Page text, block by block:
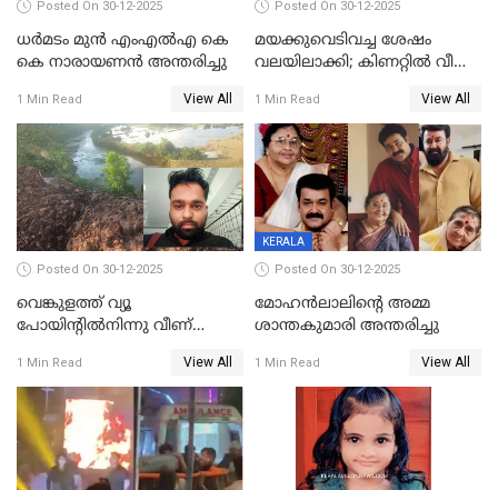
Posted On 30-12-2025
ധർമടം മുൻ എംഎല്‍എ കെ
കെ നാരായണന്‍ അന്തരിച്ചു
1 Min Read View All
Posted On 30-12-2025
മയക്കുവെടിവച്ച ശേഷം
വലയിലാക്കി; കിണറ്റിൽ വീണ
1 Min Read View All
Posted On 30-12-2025
വെങ്കുളത്ത് വ്യൂ
പോയിന്റിൽനിന്നു വീണ്
1 Min Read View All
KERALA
Posted On 30-12-2025
മോഹന്‍ലാലിന്‍റെ അമ്മ
ശാന്തകുമാരി അന്തരിച്ചു
1 Min Read View All